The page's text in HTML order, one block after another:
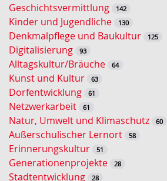
ü
s
s
e
l
w
o
r
t
-
S
u
Geschichtsvermittlung 142
Kinder und Jugendliche 130
Denkmalpflege und Baukultur 125
Digitalisierung 93
Alltagskultur/Bräuche 64
Kunst und Kultur 63
Dorfentwicklung 61
Netzwerkarbeit 61
Natur, Umwelt und Klimaschutz 60
Außerschulischer Lernort 58
Erinnerungskultur 51
Generationenprojekte 28
Stadtentwicklung 28